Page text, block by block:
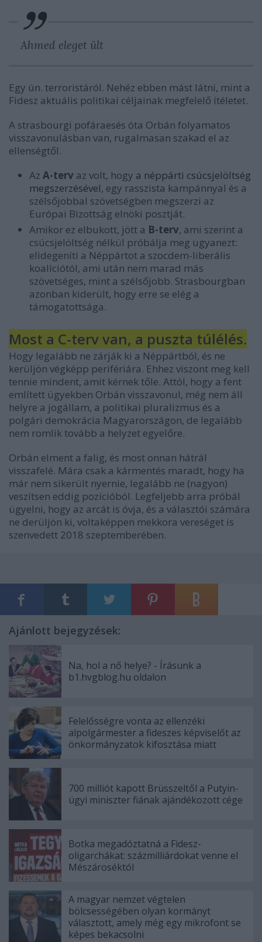
Ahmed eleget ült
Egy ún. terroristáról. Nehéz ebben mást látni, mint a
Fidesz aktuális politikai céljainak megfelelő ítéletet.
A strasbourgi pofáraesés óta Orbán folyamatos
visszavonulásban van, rugalmasan szakad el az
ellenségtől.
Az A-terv az volt, hogy a néppárti csúcsjelöltség
megszerzésével, egy rasszista kampánnyal és a
szélsőjobbal szövetségben megszerzi az
Európai Bizottság elnöki posztját.
Amikor ez elbukott, jött a B-terv, ami szerint a
csúcsjelöltség nélkül próbálja meg ugyanezt:
elidegeníti a Néppártot a szocdem-liberális
koalíciótól, ami után nem marad más
szövetséges, mint a szélsőjobb. Strasbourgban
azonban kiderült, hogy erre se elég a
támogatottsága.
Most a C-terv van, a puszta túlélés.
Hogy legalább ne zárják ki a Néppártból, és ne
kerüljön végképp perifériára. Ehhez viszont meg kell
tennie mindent, amit kérnek tőle. Attól, hogy a fent
említett ügyekben Orbán visszavonul, még nem áll
helyre a jogállam, a politikai pluralizmus és a
polgári demokrácia Magyarországon, de legalább
nem romlik tovább a helyzet egyelőre.
Orbán elment a falig, és most onnan hátrál
visszafelé. Mára csak a kármentés maradt, hogy ha
már nem sikerült nyernie, legalább ne (nagyon)
veszítsen eddig pozícióból. Legfeljebb arra próbál
ügyelni, hogy az arcát is óvja, és a választói számára
ne derüljön ki, voltaképpen mekkora vereséget is
szenvedett 2018 szeptemberében.
Ajánlott bejegyzések:
Na, hol a nő helye? - Írásunk a
b1.hvgblog.hu oldalon
Felelősségre vonta az ellenzéki
alpolgármester a fideszes képviselőt az
önkormányzatok kifosztása miatt
700 milliót kapott Brüsszeltől a Putyin-
ügyi miniszter fiának ajándékozott cége
Botka megadóztatná a Fidesz-
oligarchákat: százmilliárdokat venne el
Mészároséktól
A magyar nemzet végtelen
bölcsességében olyan kormányt
választott, amely még egy mikrofont se
képes bekacsolni